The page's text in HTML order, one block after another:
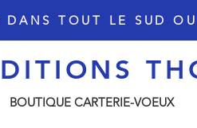
DANS TOUT LE SUD
BOUTIQUE CARTERIE-VOEUX